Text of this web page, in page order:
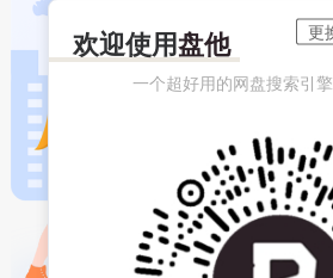
欢迎使用盘他
一个超好用的网盘搜索引擎